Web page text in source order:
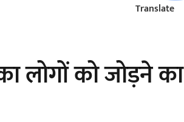
Translate
लोगों को जोड़ने का